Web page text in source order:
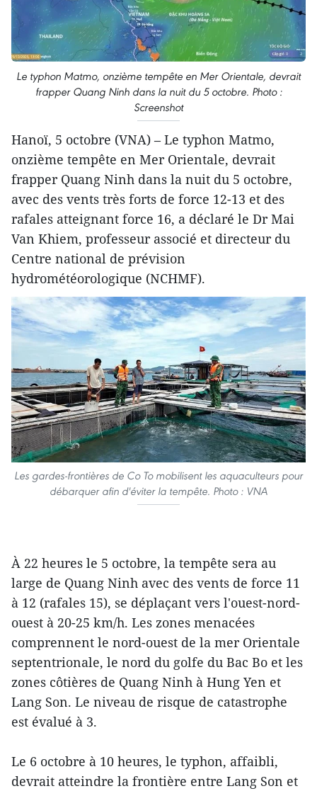
Le typhon Matmo, onzième tempête en Mer Orientale, devrait
frapper Quang Ninh dans la nuit du 5 octobre. Photo :
Screenshot
Hanoï, 5 octobre (VNA) – Le typhon Matmo,
onzième tempête en Mer Orientale, devrait
frapper Quang Ninh dans la nuit du 5 octobre,
avec des vents très forts de force 12-13 et des
rafales atteignant force 16, a déclaré le Dr Mai
Van Khiem, professeur associé et directeur du
Centre national de prévision
hydrométéorologique (NCHMF).
Les gardes-frontières de Co To mobilisent les aquaculteurs pour
débarquer afin d'éviter la tempête. Photo : VNA
À 22 heures le 5 octobre, la tempête sera au
large de Quang Ninh avec des vents de force 11
à 12 (rafales 15), se déplaçant vers l'ouest-nord-
ouest à 20-25 km/h. Les zones menacées
comprennent le nord-ouest de la mer Orientale
septentrionale, le nord du golfe du Bac Bo et les
zones côtières de Quang Ninh à Hung Yen et
Lang Son. Le niveau de risque de catastrophe
est évalué à 3.
Le 6 octobre à 10 heures, le typhon, affaibli,
devrait atteindre la frontière entre Lang Son et